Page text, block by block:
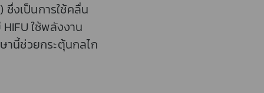
ซึ่งเป็นการใช้คลื่น
ใช้พลังงาน
นี้ช่วยกระตุ้นกลไก